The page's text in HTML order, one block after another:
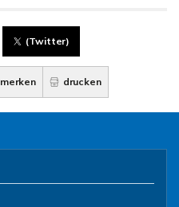
(Twitter)
merken drucken